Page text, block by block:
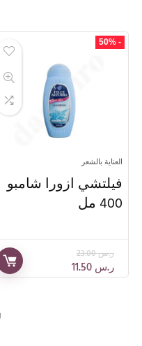
لوشن & كريم
العناية بالرجل
العناية الشخصية
جل الاستحمام
عناية المرأة
الاقسـام
- 50%
العناية بالشعر
فيلتشي ازورا شامبو
400 مل
ر.س23.00
ر.س11.50